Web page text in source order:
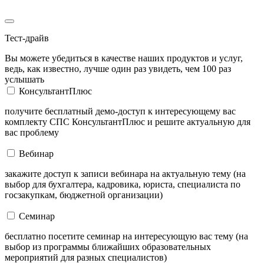
Тест-драйв
Вы можете убедиться в качестве наших продуктов и услуг,
ведь, как известно, лучше один раз увидеть, чем 100 раз
услышать
КонсультантПлюс
получите бесплатный демо-доступ к интересующему вас
комплекту СПС КонсультантПлюс и решите актуальную для
вас проблему
Вебинар
закажите доступ к записи вебинара на актуальную тему (на
выбор для бухгалтера, кадровика, юриста, специалиста по
госзакупкам, бюджетной организации)
Семинар
бесплатно посетите семинар на интересующую вас тему (на
выбор из программы ближайших образовательных
мероприятий для разных специалистов)